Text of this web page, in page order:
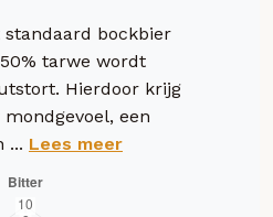
standaard bockbier
tarwe wordt
Hierdoor krijg
een
... Lees meer